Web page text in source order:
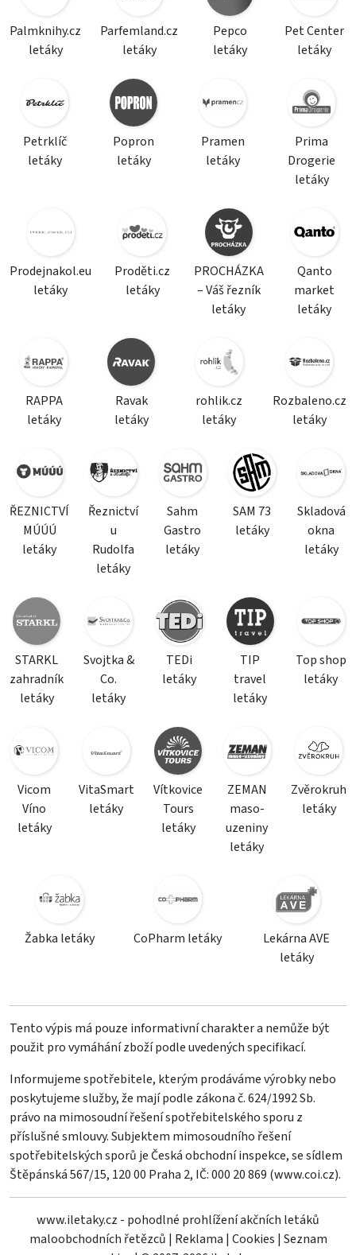
Palmknihy.cz
letáky
Parfemland.cz
letáky
Pepco
letáky
Pet Center
letáky
Petrklíč
letáky
Popron
letáky
Pramen
letáky
Prima
Drogerie
letáky
Prodejnakol.eu
letáky
Proděti.cz
letáky
PROCHÁZKA
– Váš řezník
letáky
Qanto
market
letáky
RAPPA
letáky
Ravak
letáky
rohlik.cz
letáky
Rozbaleno.cz
letáky
ŘEZNICTVÍ
MÚÚÚ
letáky
Řeznictví
u
Rudolfa
letáky
Sahm
Gastro
letáky
SAM 73
letáky
Skladová
okna
letáky
STARKL
zahradník
letáky
Svojtka &
Co.
letáky
TEDi
letáky
TIP
travel
letáky
Top shop
letáky
Vicom
Víno
letáky
VitaSmart
letáky
Vítkovice
Tours
letáky
ZEMAN
maso-
uzeniny
letáky
Zvěrokruh
letáky
Žabka letáky CoPharm letáky
Lekárna AVE
letáky
Tento výpis má pouze informativní charakter a nemůže být
použit pro vymáhání zboží podle uvedených specifikací.
Informujeme spotřebitele, kterým prodáváme výrobky nebo
poskytujeme služby, že mají podle zákona č. 624/1992 Sb.
právo na mimosoudní řešení spotřebitelského sporu z
příslušné smlouvy. Subjektem mimosoudního řešení
spotřebitelských sporů je Česká obchodní inspekce, se sídlem
Štěpánská 567/15, 120 00 Praha 2, IČ: 000 20 869 (www.coi.cz).
www.iletaky.cz - pohodlné prohlížení akčních letáků
maloobchodních řetězců | Reklama | Cookies | Seznam